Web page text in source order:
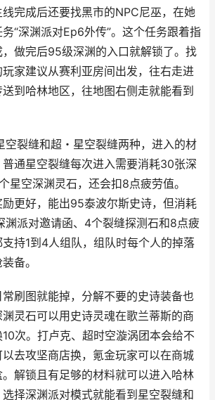
完成后还要找黑市的NPC尼巫，在她
“深渊派对Ep6外传”。这个任务跟着指
做完后95级深渊的入口就解锁了。找
家建议从赛利亚房间出发，往右走进
到哈林地区，往地图右侧走就能看到
空裂缝和超・星空裂缝两种，进入的材
通星空裂缝每次进入需要消耗30张深
星空深渊灵石，还会扣8点疲劳值。
更好，能出95泰波尔斯史诗，但消耗
渊派对邀请函、4个裂缝探测石和8点疲
持1到4人组队，组队时每个人的掉落
备。
刷图就能掉，分解不要的史诗装备也
灵石可以用史诗灵魂在歌兰蒂斯的商
次。打卢克、超时空漩涡团本会给不
去攻坚商店换，氪金玩家可以在商城
解锁且有足够的材料就可以进入哈林
择深渊派对模式就能看到星空裂缝和